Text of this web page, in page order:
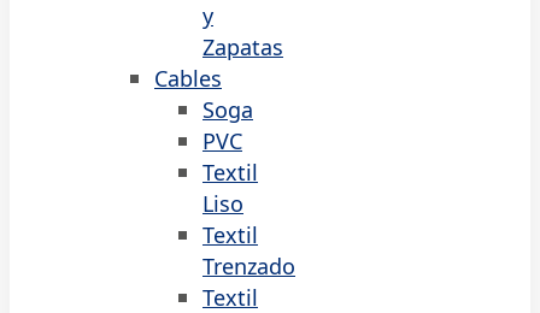
y
Zapatas
Cables
Soga
PVC
Textil
Liso
Textil
Trenzado
Textil